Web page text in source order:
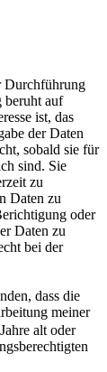
Durchführung
beruht auf
ist, das
der Daten
sobald sie für
sind. Sie
zu
Daten zu
oder
Daten zu
bei der
dass die
meiner
alt oder